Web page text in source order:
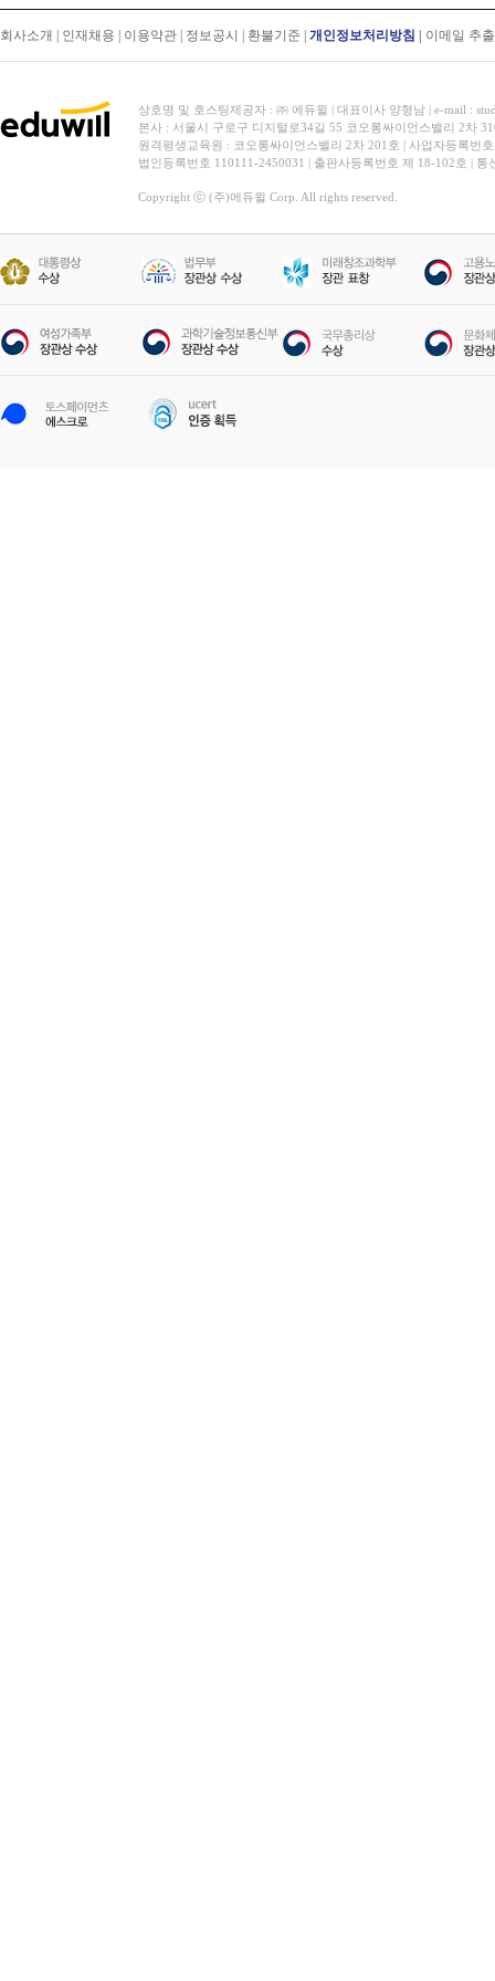
회사소개 인재채용 이용약관 정보공시 환불기준 개인정보처리방침 이메일 추
상호명 및 호스팅제공자 : ㈜ 에듀윌 | 대표이사 양형남 | e-mail :
본사 : 서울시 구로구 디지털로34길 55 코오롱싸이언스밸리 2차
원격평생교육원 : 코오롱싸이언스밸리 2차 201호 | 사업자등록번
법인등록번호 110111-2450031 | 출판사등록번호 제 18-102호 |
Copyright ⓒ (주)에듀윌 Corp. All rights reserved.